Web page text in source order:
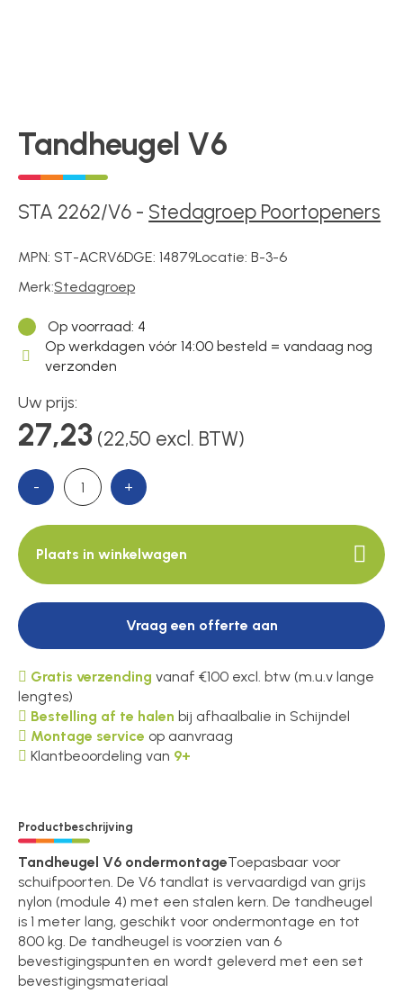
Pulsgevers
Sloten
Toegangsverlening
Voedingen
Over ons
Contact
Tandheugel V6
STA 2262/V6 - Stedagroep Poortopeners
MPN: ST-ACRV6DGE:14879Locatie:B-3-6
Merk:Stedagroep
Op voorraad: 4
Op werkdagen vóór 14:00 besteld = vandaag nog
verzonden
Uw prijs:
27,23 (22,50 excl. BTW)
- +
Plaats in winkelwagen
Vraag een offerte aan
Gratis verzending vanaf €100 excl. btw (m.u.v lange
lengtes)
Bestelling af te halen bij afhaalbalie in Schijndel
Montage service op aanvraag
Klantbeoordeling van 9+
Productbeschrijving
Tandheugel V6 ondermontageToepasbaar voor
schuifpoorten. De V6 tandlat is vervaardigd van grijs
nylon (module 4) met een stalen kern. De tandheugel
is 1 meter lang, geschikt voor ondermontage en tot
800 kg. De tandheugel is voorzien van 6
bevestigingspunten en wordt geleverd met een set
bevestigingsmateriaal